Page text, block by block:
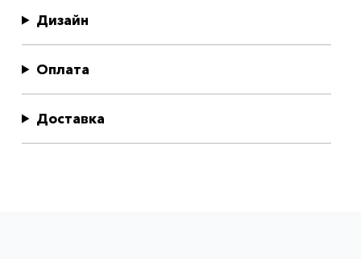
Дизайн
Оплата
Доставка